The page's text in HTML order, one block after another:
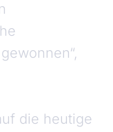
die heutige